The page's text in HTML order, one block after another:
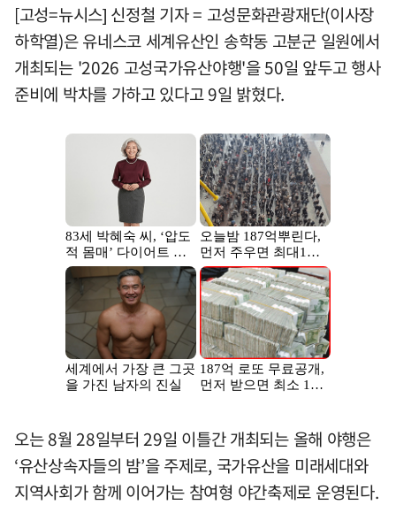
[고성=뉴시스] 신정철 기자 = 고성문화관광재단(이사장
하학열)은 유네스코 세계유산인 송학동 고분군 일원에서
개최되는 '2026 고성국가유산야행'을 50일 앞두고 행사
준비에 박차를 가하고 있다고 9일 밝혔다.
오는 8월 28일부터 29일 이틀간 개최되는 올해 야행은
‘유산상속자들의 밤’을 주제로, 국가유산을 미래세대와
지역사회가 함께 이어가는 참여형 야간축제로 운영된다.